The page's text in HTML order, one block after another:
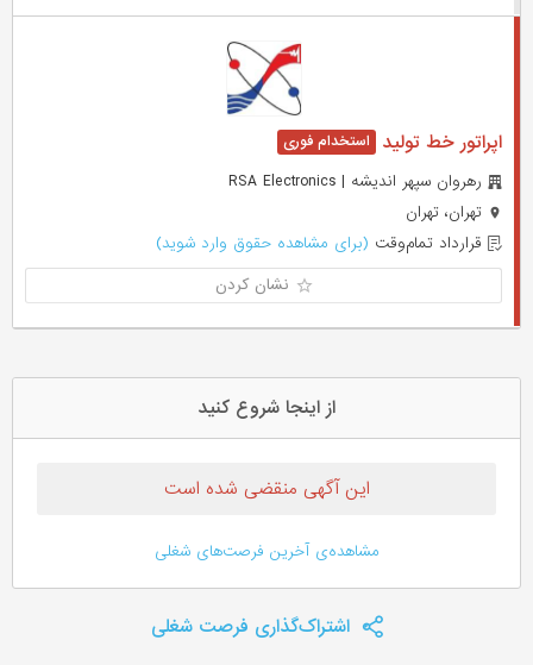
اپراتور خط تولید
رهروان سپهر اندیشه | RSA Electronics
تهران، تهران
قرارداد تمام‌وقت (برای مشاهده حقوق وارد شوید)
نشان کردن
از اینجا شروع کنید
این آگهی منقضی شده است
مشاهده‌ی آخرین فرصت‌های شغلی
اشتراک‌گذاری فرصت شغلی